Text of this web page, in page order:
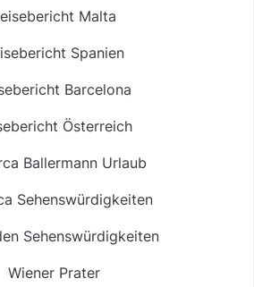
Malta
Spanien
Barcelona
Österreich
Ballermann Urlaub
Sehenswürdigkeiten
Sehenswürdigkeiten
Wiener Prater